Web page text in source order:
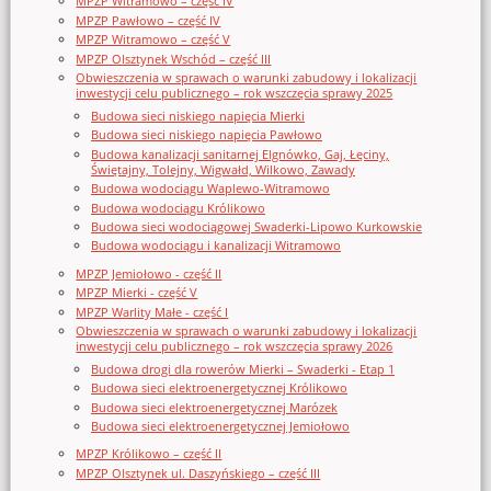
MPZP Pawłowo – część IV
MPZP Witramowo – część V
MPZP Olsztynek Wschód – część III
Obwieszczenia w sprawach o warunki zabudowy i lokalizacji
inwestycji celu publicznego – rok wszczęcia sprawy 2025
Budowa sieci niskiego napięcia Mierki
Budowa sieci niskiego napięcia Pawłowo
Budowa kanalizacji sanitarnej Elgnówko, Gaj, Łęciny,
Świętajny, Tolejny, Wigwałd, Wilkowo, Zawady
Budowa wodociągu Waplewo-Witramowo
Budowa wodociągu Królikowo
Budowa sieci wodociągowej Swaderki-Lipowo Kurkowskie
Budowa wodociągu i kanalizacji Witramowo
MPZP Jemiołowo - część II
MPZP Mierki - część V
MPZP Warlity Małe - część I
Obwieszczenia w sprawach o warunki zabudowy i lokalizacji
inwestycji celu publicznego – rok wszczęcia sprawy 2026
Budowa drogi dla rowerów Mierki – Swaderki - Etap 1
Budowa sieci elektroenergetycznej Królikowo
Budowa sieci elektroenergetycznej Marózek
Budowa sieci elektroenergetycznej Jemiołowo
MPZP Królikowo – część II
MPZP Olsztynek ul. Daszyńskiego – część III